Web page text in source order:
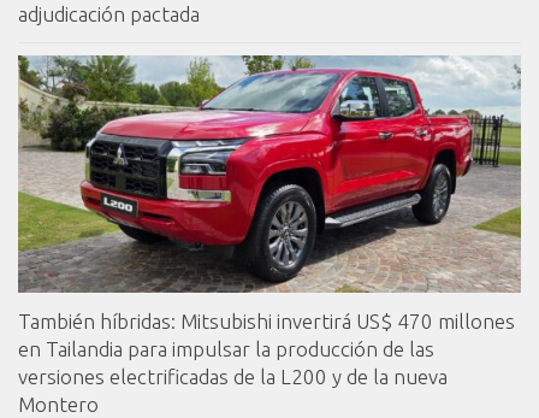
adjudicación pactada
También híbridas: Mitsubishi invertirá US$ 470 millones
en Tailandia para impulsar la producción de las
versiones electrificadas de la L200 y de la nueva
Montero